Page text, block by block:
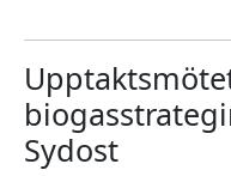
Sydost